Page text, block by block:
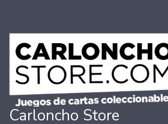
Carloncho Store